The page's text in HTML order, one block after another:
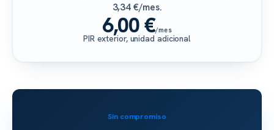
3,34 €/mes.
6,00 €/mes
PIR exterior, unidad adicional
Sin compromiso